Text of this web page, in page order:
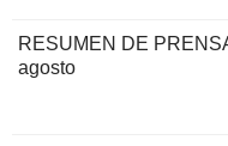
RESUMEN DE
agosto